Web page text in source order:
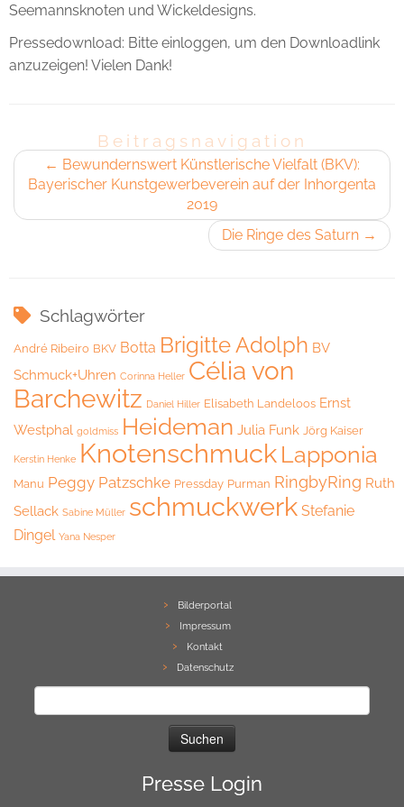
Seemannsknoten und Wickeldesigns.
Pressedownload: Bitte einloggen, um den Downloadlink
anzuzeigen! Vielen Dank!
Beitragsnavigation
← Bewundernswert Künstlerische Vielfalt (BKV):
Bayerischer Kunstgewerbeverein auf der Inhorgenta
2019
Die Ringe des Saturn →
Schlagwörter
André Ribeiro BKV Botta Brigitte Adolph BV
Schmuck+Uhren Corinna Heller Célia von
Barchewitz Daniel Hiller Elisabeth Landeloos Ernst
Westphal goldmiss Heideman Julia Funk Jörg Kaiser
Kerstin Henke Knotenschmuck Lapponia
Manu Peggy Patzschke Pressday Purman RingbyRing Ruth
Sellack Sabine Müller schmuckwerk Stefanie
Dingel Yana Nesper
Bilderportal
Impressum
Kontakt
Datenschutz
Presse Login